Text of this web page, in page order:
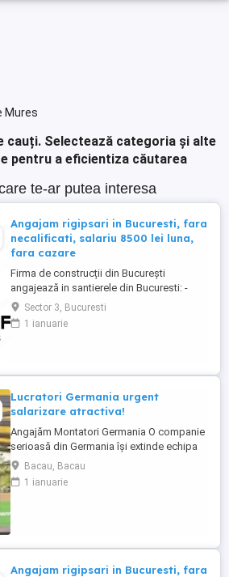
Mures
cauți. Selectează categoria și alte
pentru a eficientiza căutarea
te-ar putea interesa
Angajam rigipsari in Bucuresti, fara
necalificati, salariu 8500 lei luna,
fara cazare
Firma de construcții din București
angajează in santierele din Bucuresti: -
RIGIPSAR si montator casetat Se ofera: -
angajare cu carte de munca - salariu de la
8500 lei luna în funcție de experienta, cu
intre salarii; - ...
Sector 3, Bucuresti
1 ianuarie
Lucratori Germania urgent
salarizare atractiva!
Angajăm Montatori Germania O companie
serioasă din Germania își extinde echipa
și caută minimum 2, ideal 4 montatori
pentru montajul de: acoperișuri pentru
terase; sisteme din aluminiu; sisteme
Bacau, Bacau
1 ianuarie
Angajam rigipsari in Bucuresti, fara